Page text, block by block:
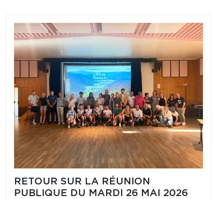
RETOUR SUR LA RÉUNION
PUBLIQUE DU MARDI 26 MAI 2026